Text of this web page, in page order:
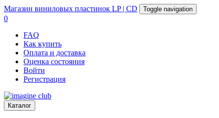
Магазин виниловых пластинок LP | CD Toggle navigation
0
FAQ
Как купить
Оплата и доставка
Оценка состояния
Войти
Регистрация
Каталог